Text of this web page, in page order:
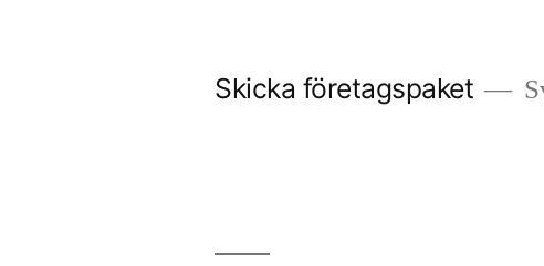
Skicka företagspaket